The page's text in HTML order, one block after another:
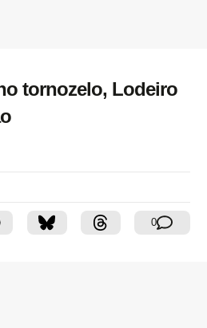
tornozelo, Lodeiro
0